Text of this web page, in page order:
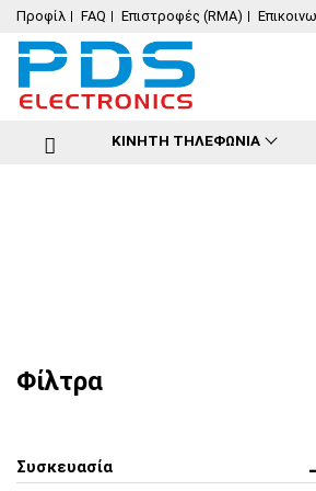
Προφίλ FAQ Επιστροφές (RMA)
ΚΙΝΗΤΗ ΤΗΛΕΦΩΝΙΑ
Φίλτρα
Συσκευασία